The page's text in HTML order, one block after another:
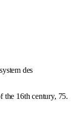
des
the 16th century, 75.